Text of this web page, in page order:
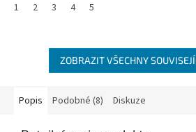
1 2 3 4 5
ZOBRAZIT VŠECHNY
Popis Podobné (8) Diskuze